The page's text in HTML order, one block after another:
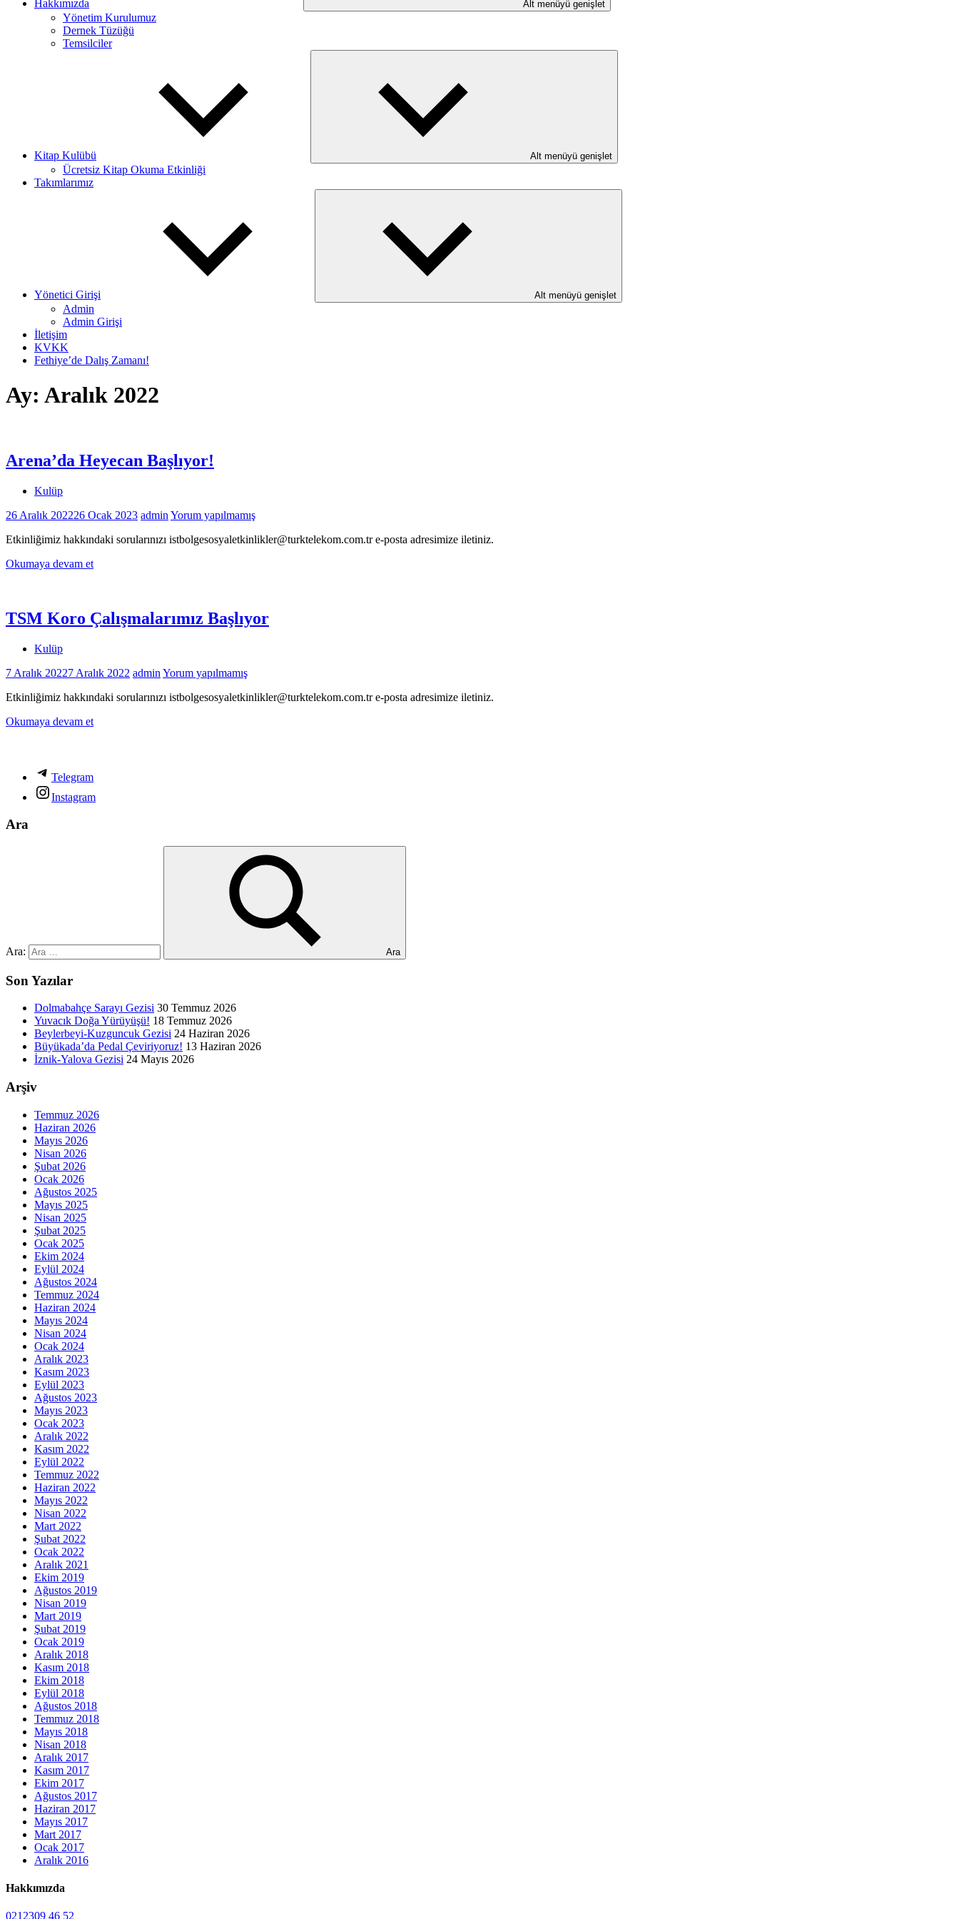
Hakkımızda Alt menüyü genişlet
Yönetim Kurulumuz
Dernek Tüzüğü
Temsilciler
Kitap Kulübü Alt menüyü genişlet
Ücretsiz Kitap Okuma Etkinliği
Takımlarımız
Yönetici Girişi Alt menüyü genişlet
Admin
Admin Girişi
İletişim
KVKK
Fethiye’de Dalış Zamanı!
Ay: Aralık 2022
Arena’da Heyecan Başlıyor!
Kulüp
26 Aralık 202226 Ocak 2023 admin Yorum yapılmamış
Etkinliğimiz hakkındaki sorularınızı istbolgesosyaletkinlikler@turktelekom.com.tr e-posta adresimize iletiniz.
Okumaya devam et
TSM Koro Çalışmalarımız Başlıyor
Kulüp
7 Aralık 20227 Aralık 2022 admin Yorum yapılmamış
Etkinliğimiz hakkındaki sorularınızı istbolgesosyaletkinlikler@turktelekom.com.tr e-posta adresimize iletiniz.
Okumaya devam et
Telegram
Instagram
Ara
Ara: Ara
Son Yazılar
Dolmabahçe Sarayı Gezisi 30 Temmuz 2026
Yuvacık Doğa Yürüyüşü! 18 Temmuz 2026
Beylerbeyi-Kuzguncuk Gezisi 24 Haziran 2026
Büyükada’da Pedal Çeviriyoruz! 13 Haziran 2026
İznik-Yalova Gezisi 24 Mayıs 2026
Arşiv
Temmuz 2026
Haziran 2026
Mayıs 2026
Nisan 2026
Şubat 2026
Ocak 2026
Ağustos 2025
Mayıs 2025
Nisan 2025
Şubat 2025
Ocak 2025
Ekim 2024
Eylül 2024
Ağustos 2024
Temmuz 2024
Haziran 2024
Mayıs 2024
Nisan 2024
Ocak 2024
Aralık 2023
Kasım 2023
Eylül 2023
Ağustos 2023
Mayıs 2023
Ocak 2023
Aralık 2022
Kasım 2022
Eylül 2022
Temmuz 2022
Haziran 2022
Mayıs 2022
Nisan 2022
Mart 2022
Şubat 2022
Ocak 2022
Aralık 2021
Ekim 2019
Ağustos 2019
Nisan 2019
Mart 2019
Şubat 2019
Ocak 2019
Aralık 2018
Kasım 2018
Ekim 2018
Eylül 2018
Ağustos 2018
Temmuz 2018
Mayıs 2018
Nisan 2018
Aralık 2017
Kasım 2017
Ekim 2017
Ağustos 2017
Haziran 2017
Mayıs 2017
Mart 2017
Ocak 2017
Aralık 2016
Hakkımızda
0212309 46 52